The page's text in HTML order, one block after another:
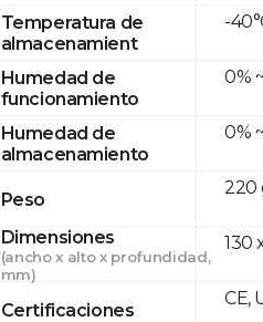
Temperatura de
almacenamient
Humedad de
funcionamiento
Humedad de
almacenamiento
Peso
Dimensiones
(ancho x alto x profundidad,
mm)
Certificaciones
-
0%
0%
220
130
CE,